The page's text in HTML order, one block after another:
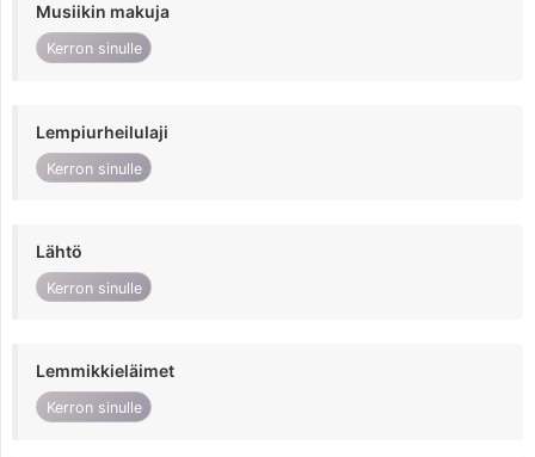
Musiikin makuja
Kerron sinulle
Lempiurheilulaji
Kerron sinulle
Lähtö
Kerron sinulle
Lemmikkieläimet
Kerron sinulle